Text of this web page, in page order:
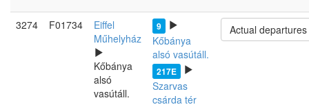
3274 F01734
Eiffel
Műhelyház
Kőbánya
alsó
vasútáll.
9
Kőbánya
alsó vasútáll.
217E
Szarvas
csárda tér
Actual departures